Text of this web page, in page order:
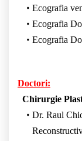
Ecografia
Ecografia
Ecografia
Doctori:
Chirurgie
Dr. Raul